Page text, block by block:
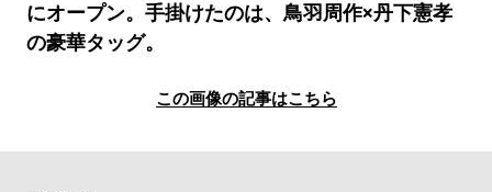
#SPORTS #HANDSOME HANDBOOK
にオープン。手掛けたのは、鳥羽周作×丹下憲孝
の豪華タッグ。
この画像の記事はこちら